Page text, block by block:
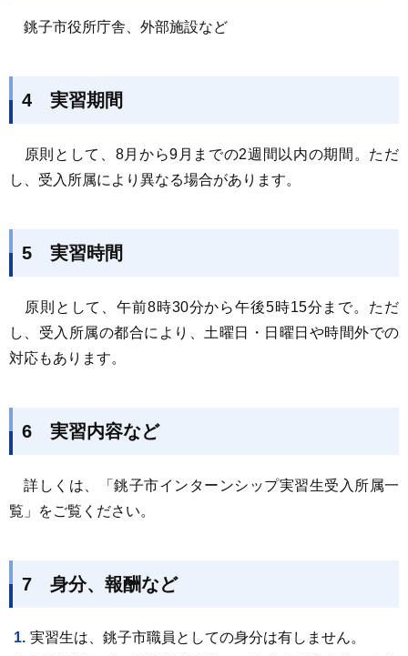
銚子市役所庁舎、外部施設など
4 実習期間
原則として、8月から9月までの2週間以内の期間。ただ
し、受入所属により異なる場合があります。
5 実習時間
原則として、午前8時30分から午後5時15分まで。ただ
し、受入所属の都合により、土曜日・日曜日や時間外での
対応もあります。
6 実習内容など
詳しくは、「銚子市インターンシップ実習生受入所属一
覧」をご覧ください。
7 身分、報酬など
実習生は、銚子市職員としての身分は有しません。